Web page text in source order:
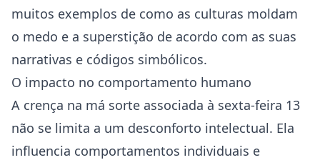
muitos exemplos de como as culturas moldam
o medo e a superstição de acordo com as suas
narrativas e códigos simbólicos.
O impacto no comportamento humano
A crença na má sorte associada à sexta-feira 13
não se limita a um desconforto intelectual. Ela
influencia comportamentos individuais e